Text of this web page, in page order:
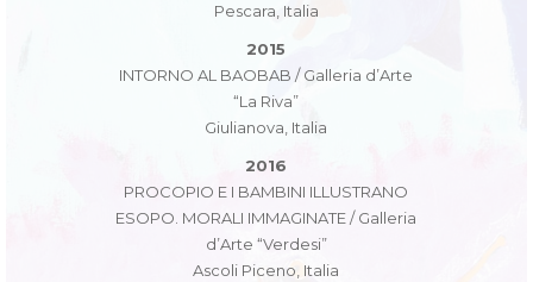
Pescara, Italia
2015
INTORNO AL BAOBAB / Galleria d’Arte
“La Riva”
Giulianova, Italia
2016
PROCOPIO E I BAMBINI ILLUSTRANO
ESOPO. MORALI IMMAGINATE / Galleria
d’Arte “Verdesi”
Ascoli Piceno, Italia